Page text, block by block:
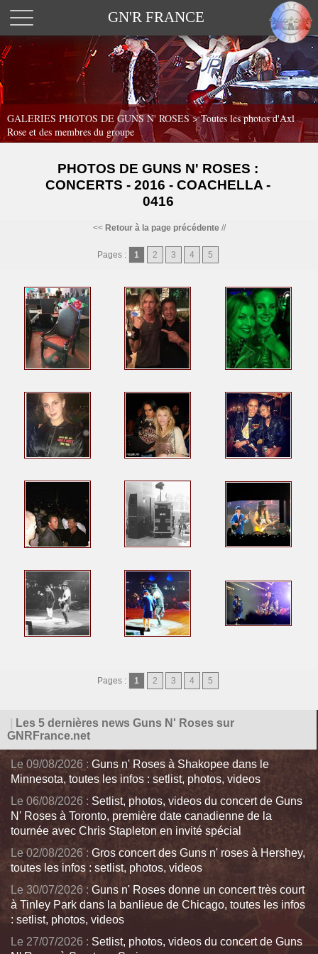
GN'R FRANCE
GALERIES PHOTOS DE GUNS N' ROSES >Toutes les photos d'Axl
Rose et des membres du groupe
PHOTOS DE GUNS N' ROSES :
CONCERTS - 2016 - COACHELLA -
0416
<< Retour à la page précédente//
Pages : 1 2 3 4 5
Pages : 1 2 3 4 5
Les 5 dernières news Guns N' Roses sur
GNRFrance.net
Le 09/08/2026 : Guns n' Roses à Shakopee dans le
Minnesota, toutes les infos : setlist, photos, videos
Le 06/08/2026 : Setlist, photos, videos du concert de Guns
N' Roses à Toronto, première date canadienne de la
tournée avec Chris Stapleton en invité spécial
Le 02/08/2026 : Gros concert des Guns n' roses à Hershey,
toutes les infos : setlist, photos, videos
Le 30/07/2026 : Guns n' Roses donne un concert très court
à Tinley Park dans la banlieue de Chicago, toutes les infos
: setlist, photos, videos
Le 27/07/2026 : Setlist, photos, videos du concert de Guns